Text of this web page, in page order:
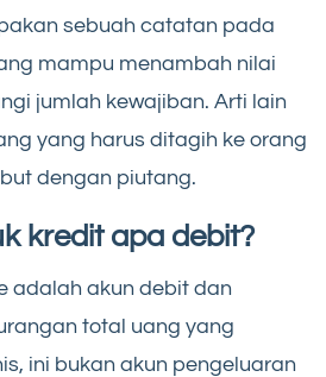
sebuah catatan pada
mampu menambah nilai
jumlah kewajiban. Arti lain
yang harus ditagih ke orang
dengan piutang.
kredit apa debit?
adalah akun debit dan
total uang yang
ini bukan akun pengeluaran